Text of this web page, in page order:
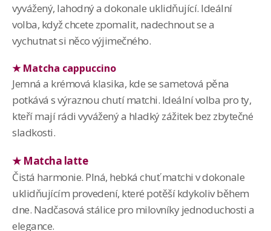
vyvážený, lahodný a dokonale uklidňující. Ideální
volba, když chcete zpomalit, nadechnout se a
vychutnat si něco výjimečného.
★Matcha cappuccino
Jemná a krémová klasika, kde se sametová pěna
potkává s výraznou chutí matchi. Ideální volba pro ty,
kteří mají rádi vyvážený a hladký zážitek bez zbytečné
sladkosti.
★ Matcha latte
Čistá harmonie. Plná, hebká chuť matchi v dokonale
uklidňujícím provedení, které potěší kdykoliv během
dne. Nadčasová stálice pro milovníky jednoduchosti a
elegance.